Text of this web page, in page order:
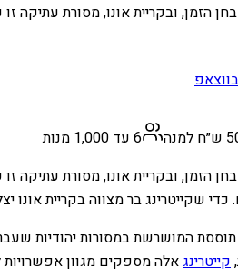
הזמן, ובקריית אונו, מסורת
6 עד 1,000 מנות
הזמן, ובקריית אונו, מסורת
שקייטרינג בר מצווה בקריית אונו
המושרשת במסורות יהודיות
קייטרינגאלה מספקים מגוון